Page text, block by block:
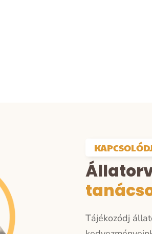
Tájékozódj